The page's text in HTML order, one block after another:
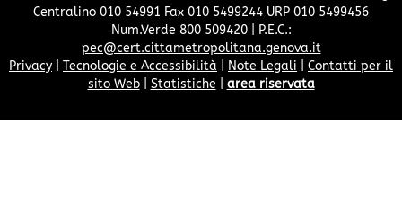
Centralino 010 54991 Fax 010 5499244 URP 010 5499456
Num.Verde 800 509420 | P.E.C.:
pec@cert.cittametropolitana.genova.it
Privacy
Tecnologie e Accessibilità Note Legali
Contatti per il
sito Web| Statistiche area riservata